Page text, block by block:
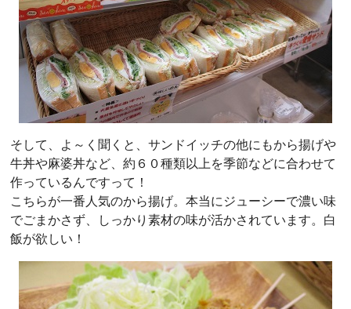
そして、よ～く聞くと、サンドイッチの他にもから揚げや
牛丼や麻婆丼など、約６０種類以上を季節などに合わせて
作っているんですって！
こちらが一番人気のから揚げ。本当にジューシーで濃い味
でごまかさず、しっかり素材の味が活かされています。白
飯が欲しい！